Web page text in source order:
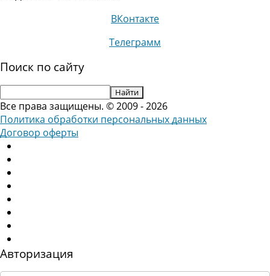
ВКонтакте
Телеграмм
Поиск по сайту
Все права защищены. © 2009 - 2026
Политика обработки персональных данных
Договор оферты
Авторизация